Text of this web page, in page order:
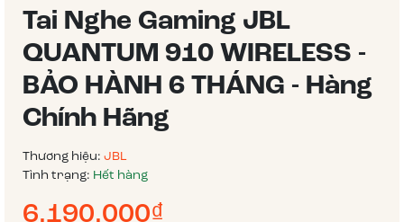
Tai Nghe Gaming JBL
QUANTUM 910 WIRELESS -
BẢO HÀNH 6 THÁNG - Hàng
Chính Hãng
Thương hiệu: JBL
Tình trạng: Hết hàng
6.190.000₫